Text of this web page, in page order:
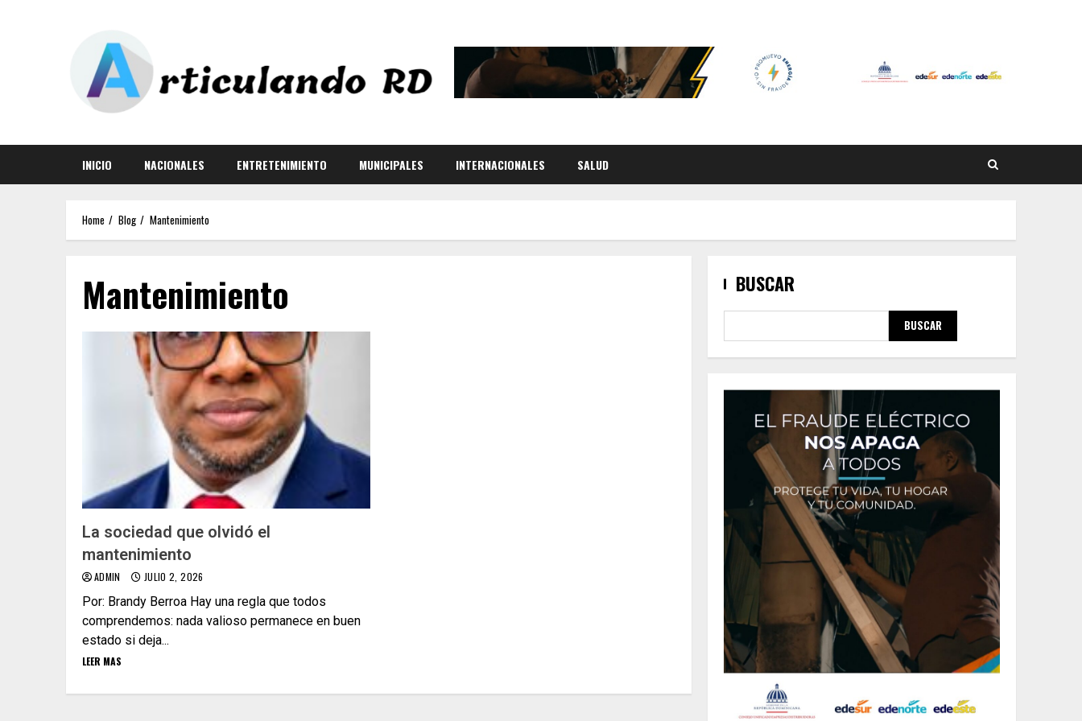
INICIO NACIONALES ENTRETENIMIENTO MUNICIPALES INTERNACIONALES SALUD
Home Blog Mantenimiento
Mantenimiento
La sociedad que olvidó el
mantenimiento
ADMIN JULIO 2, 2026
Por: Brandy Berroa Hay una regla que todos
comprendemos: nada valioso permanece en buen
estado si deja...
LEER MAS
BUSCAR
BUSCAR